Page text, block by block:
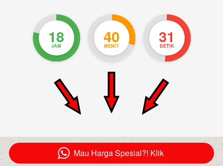
18
JAM 40
MENIT 30
DETIK
`
Mau Harga Spesial?! Klik